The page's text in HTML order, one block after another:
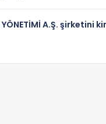
YÖNETİMİ A.Ş. şirketini